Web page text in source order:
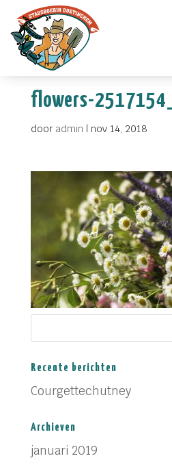
flowers-
door admin | nov 14, 2018
Recente berichten
Courgettechutney
Archieven
januari 2019